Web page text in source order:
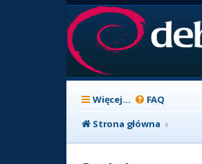
Więcej… FAQ
Strona główna